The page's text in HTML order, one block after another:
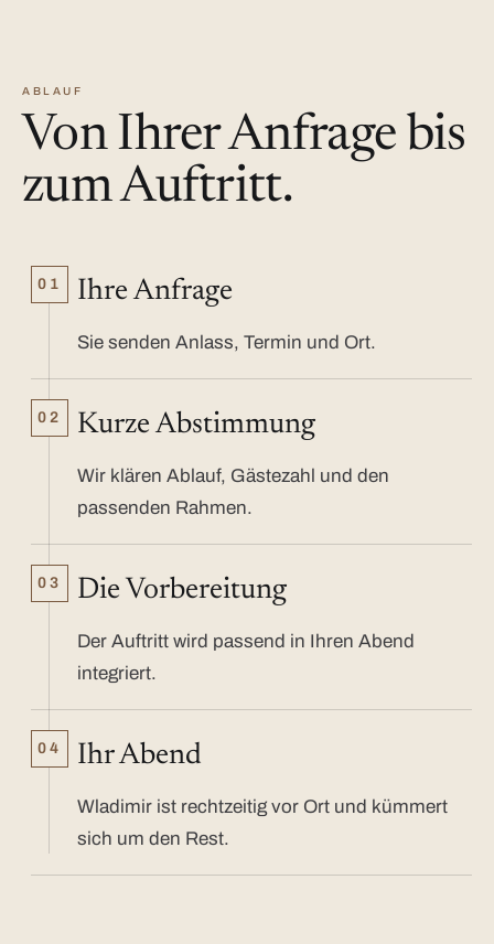
ABLAUF
Von Ihrer Anfrage bis
zum Auftritt.
01 Ihre Anfrage
Sie senden Anlass, Termin und Ort.
02 Kurze Abstimmung
Wir klären Ablauf, Gästezahl und den
passenden Rahmen.
03 Die Vorbereitung
Der Auftritt wird passend in Ihren Abend
integriert.
04 Ihr Abend
Wladimir ist rechtzeitig vor Ort und kümmert
sich um den Rest.